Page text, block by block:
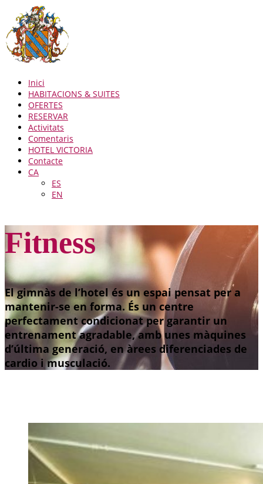
Inici
HABITACIONS & SUITES
OFERTES
RESERVAR
Activitats
Comentaris
HOTEL VICTORIA
Contacte
CA
ES
EN
Fitness
El gimnàs de l’hotel és un espai pensat per a
mantenir-se en forma. És un centre
perfectament condicionat per garantir un
entrenament agradable, amb unes màquines
d’última generació, en àrees diferenciades de
cardio i musculació.